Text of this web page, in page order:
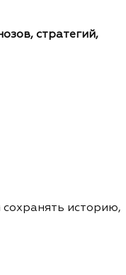
стратегий,
сохранять историю,